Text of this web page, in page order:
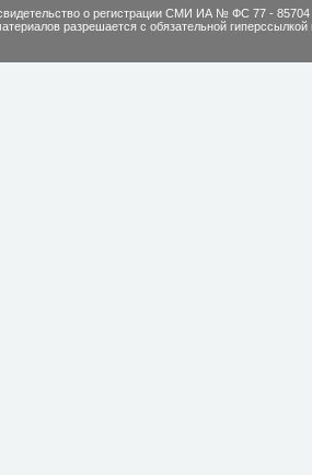
о регистрации СМИ ИА № ФС 77 - 85704
разрешается с обязательной гиперссылкой